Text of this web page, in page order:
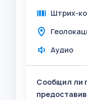
Штрих-
Аудио
Сообщил ли